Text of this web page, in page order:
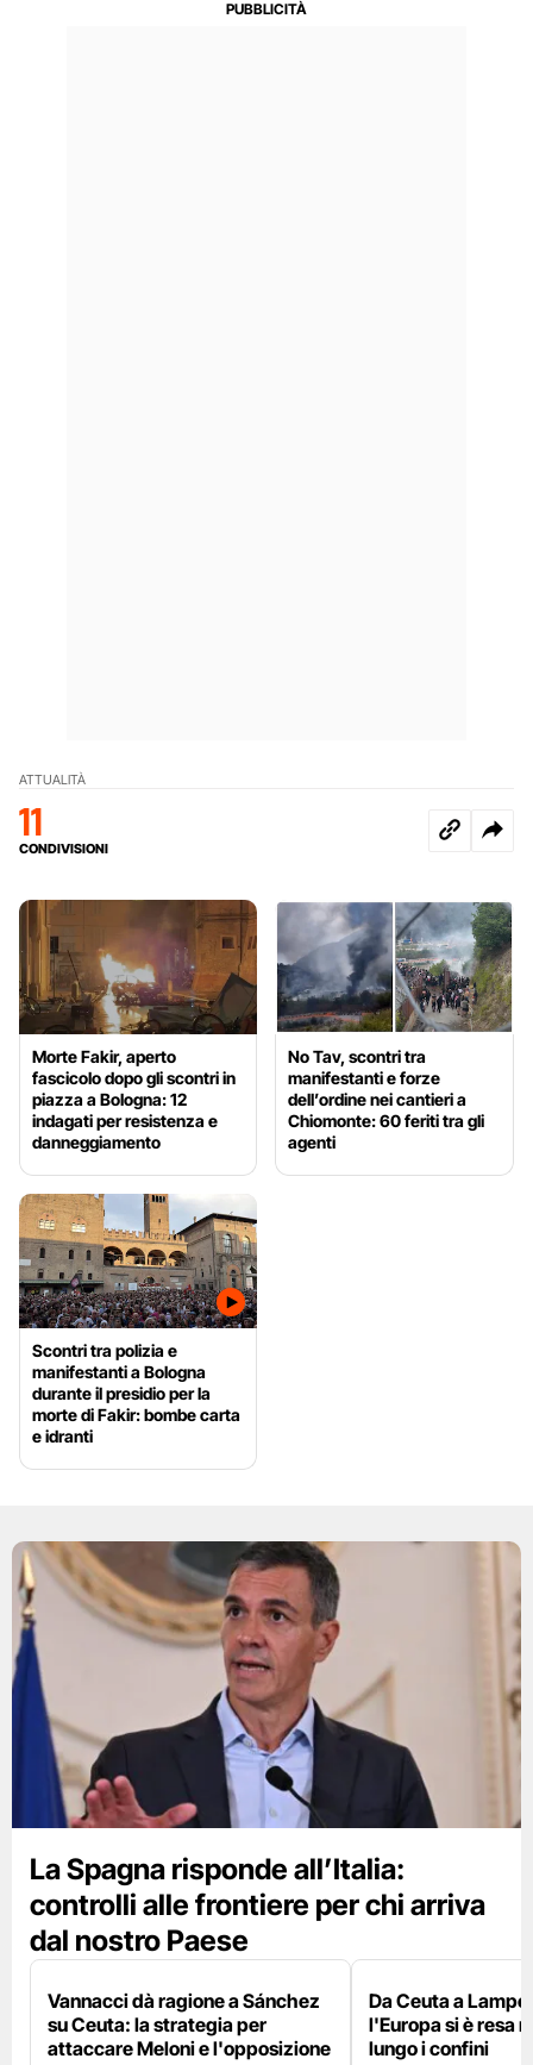
ATTUALITÀ
11
CONDIVISIONI
Morte Fakir, aperto
fascicolo dopo gli scontri in
piazza a Bologna: 12
indagati per resistenza e
danneggiamento
No Tav, scontri tra
manifestanti e forze
dell’ordine nei cantieri a
Chiomonte: 60 feriti tra gli
agenti
Scontri tra polizia e
manifestanti a Bologna
durante il presidio per la
morte di Fakir: bombe carta
e idranti
La Spagna risponde all’Italia:
controlli alle frontiere per chi arriva
dal nostro Paese
Vannacci dà ragione a Sánchez
su Ceuta: la strategia per
attaccare Meloni e l'opposizione
Da Ceuta a
l'Europa si è resa
lungo i confini